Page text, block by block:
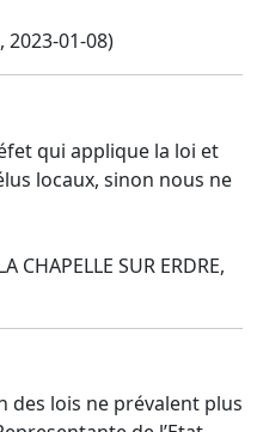
2023-01-08)
qui applique la loi et
locaux, sinon nous ne
CHAPELLE SUR ERDRE,
des lois ne prévalent plus